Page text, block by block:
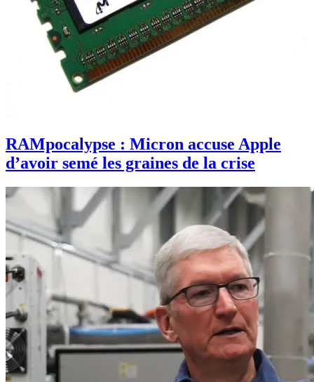
RAMpocalypse : Micron accuse Apple
d’avoir semé les graines de la crise